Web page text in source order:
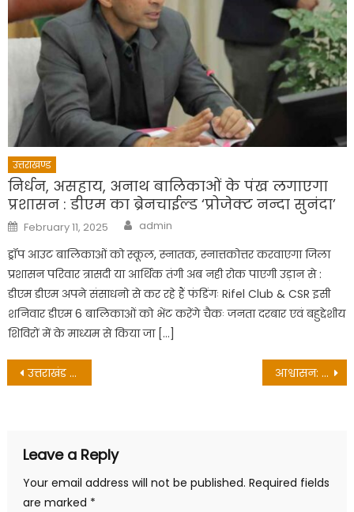
उत्तराखण्ड
निर्धन, असहाय, अनाथ बालिकाओं के पंख लगाएगा
प्रशासन : डीएम का ब्रेनचाईल्ड ‘प्रोजेक्ट नन्दा सुनंदा’
Posted
on
February 11, 2025 Author
admin
ड्रॉप आउट बालिकाओं को स्कूल, स्नातक, स्नात्तकोत्तर करवाएगा जिला
प्रशासन परिवार त्रासदी या आर्थिक तंगी अब नही रोक पाएगी उड़ान से :
डीएम डीएम अपने संसाधनो से कर रहे हैं फंडिंगः Rifel Club & CSR इसी
शनिवार डीएम 6 बालिकाओं को भेंट करेंगे चैकः जनता दरबार एवं बहुद्देशीय
शिविरों में के माध्यम से किया जा […]
Post
उत्तराखंड चारधाम यात्रा 2021: चारधाम यात्रा खुली, पर बद्रीनाथ नहीं जा पाए श्रद्धालु आश्वासन: भारत सरकार हर तरीके से देवभूमि के साथ: शाह
Leave a Reply
Your email address will not be published. Required fields
are marked *